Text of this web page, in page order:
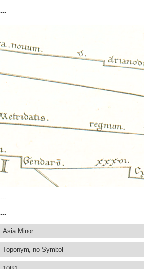
---
---
---
Asia Minor
Toponym, no Symbol